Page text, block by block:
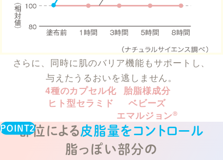
さらに、同時に肌のバリア機能もサポートし、
与えたうるおいを逃しません。
4種のカプセル化
ヒト型セラミド
胎脂様成分
ベビーズ
エマルジョンⓇ
部位による皮脂量をコントロール
脂っぽい部分の